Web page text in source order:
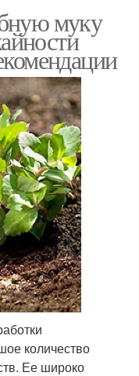
муку
количество
Ее широко